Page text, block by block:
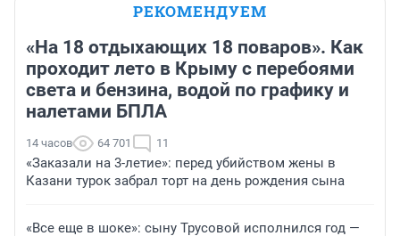
РЕКОМЕНДУЕМ
«На 18 отдыхающих 18 поваров». Как
проходит лето в Крыму с перебоями
света и бензина, водой по графику и
налетами БПЛА
14 часов 64 701 11
«Заказали на 3-летие»: перед убийством жены в
Казани турок забрал торт на день рождения сына
«Все еще в шоке»: сыну Трусовой исполнился год —